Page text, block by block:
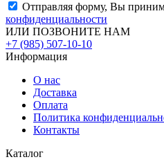
Отправляя форму, Вы
конфиденциальности
ИЛИ ПОЗВОНИТЕ НАМ
+7 (985) 507-10-10
Информация
О нас
Доставка
Оплата
Политика
Контакты
Каталог